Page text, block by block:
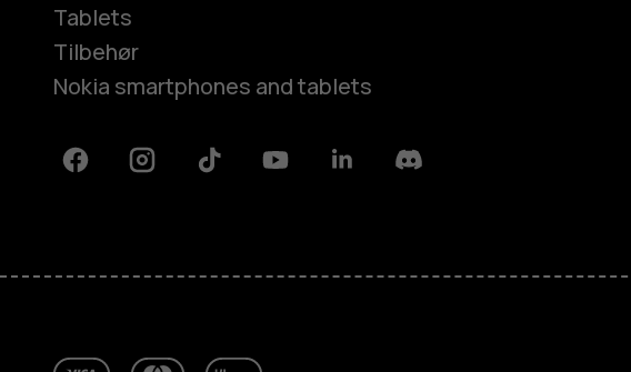
Tablets
Tilbehør
Nokia smartphones and tablets
FacebookInstagramTiktok YoutubeLinkedinDiscord